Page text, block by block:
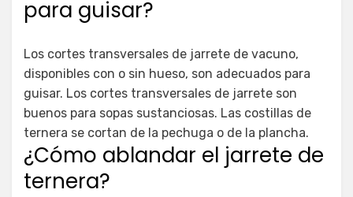
para guisar?
Los cortes transversales de jarrete de vacuno,
disponibles con o sin hueso, son adecuados para
guisar. Los cortes transversales de jarrete son
buenos para sopas sustanciosas. Las costillas de
ternera se cortan de la pechuga o de la plancha.
¿Cómo ablandar el jarrete de
ternera?